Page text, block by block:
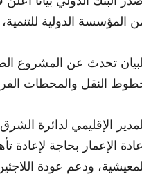
المؤسسة الدولية
تحدث عن المشروع
النقل والمحطات
الإقليمي لدائرة
الإعمار بحاجة
ودعم عودة